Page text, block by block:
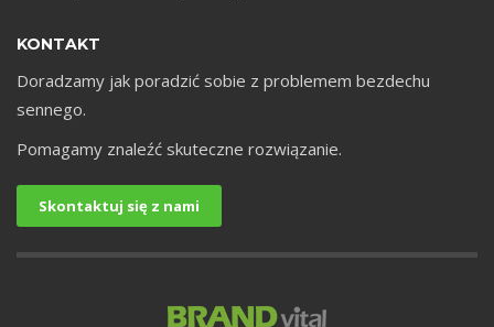
KONTAKT
Doradzamy jak poradzić sobie z problemem bezdechu
sennego.
Pomagamy znaleźć skuteczne rozwiązanie.
Skontaktuj się z nami